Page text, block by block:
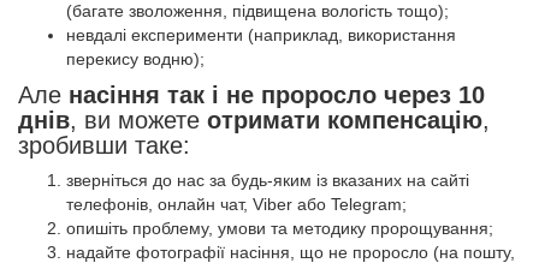
(багате зволоження, підвищена вологість тощо);
невдалі експерименти (наприклад, використання
перекису водню);
Але насіння так і не проросло через 10
днів, ви можете отримати компенсацію,
зробивши таке:
зверніться до нас за будь-яким із вказаних на сайті
телефонів, онлайн чат, Viber або Telegram;
опишіть проблему, умови та методику пророщування;
надайте фотографії насіння, що не проросло (на пошту,